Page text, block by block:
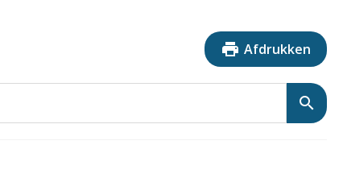
print Afdrukken
search